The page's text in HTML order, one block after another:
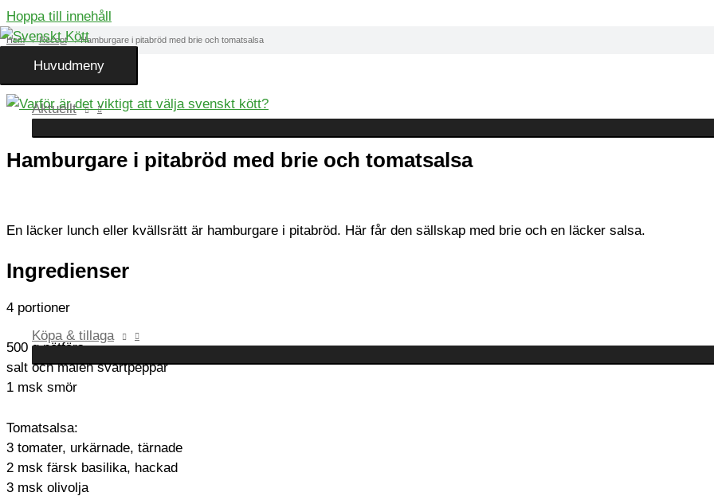
Hoppa till innehåll
Huvudmeny
Aktuellt
Köpa & tillaga
Hem Recept Hamburgare i pitabröd med brie och tomatsalsa
Hamburgare i pitabröd med brie och tomatsalsa
En läcker lunch eller kvällsrätt är hamburgare i pitabröd. Här får den sällskap med brie och en läcker salsa.
Ingredienser
4 portioner
500 g nötfärs
salt och malen svartpeppar
1 msk smör
Tomatsalsa:
3 tomater, urkärnade, tärnade
2 msk färsk basilika, hackad
3 msk olivolja